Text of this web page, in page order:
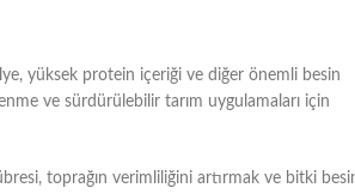
yüksek protein içeriği ve diğer önemli besin
ve sürdürülebilir tarım uygulamaları için
toprağın verimliliğini artırmak ve bitki